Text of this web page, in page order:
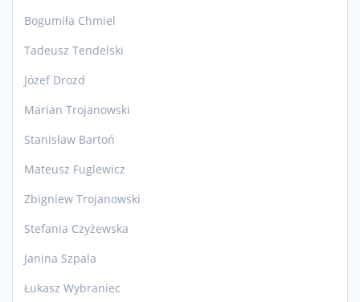
Bogumiła Chmiel
Tadeusz Tendelski
Józef Drozd
Marian Trojanowski
Stanisław Bartoń
Mateusz Fuglewicz
Zbigniew Trojanowski
Stefania Czyżewska
Janina Szpala
Łukasz Wybraniec